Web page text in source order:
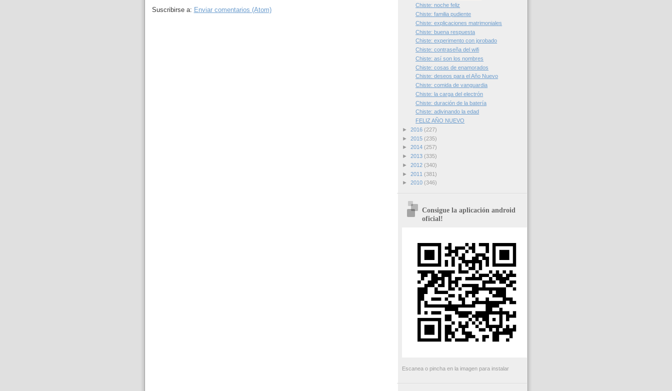
Suscribirse a: Enviar comentarios (Atom)
Chiste: noche feliz
Chiste: familia pudiente
Chiste: explicaciones matrimoniales
Chiste: buena respuesta
Chiste: experimento con jorobado
Chiste: contraseña del wifi
Chiste: así son los nombres
Chiste: cosas de enamorados
Chiste: deseos para el Año Nuevo
Chiste: comida de vanguardia
Chiste: la carga del electrón
Chiste: duración de la batería
Chiste: adivinando la edad
FELIZ AÑO NUEVO
► 2016 (227)
► 2015 (235)
► 2014 (257)
► 2013 (335)
► 2012 (340)
► 2011 (381)
► 2010 (346)
Consigue la aplicación android
oficial!
Escanea o pincha en la imagen para instalar